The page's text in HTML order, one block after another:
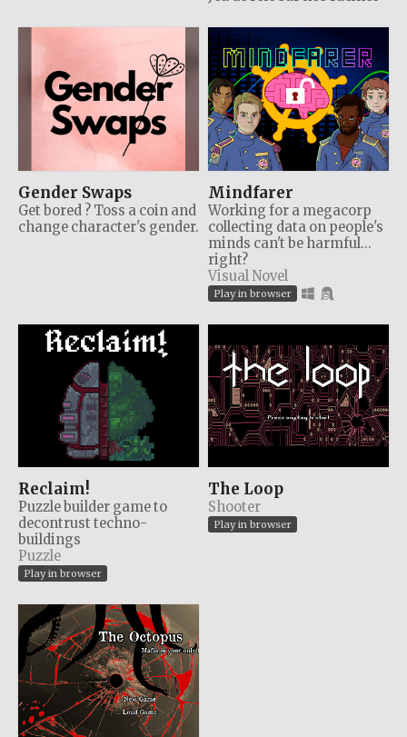
Gender Swaps
Get bored ? Toss a coin and
change character's gender.
Mindfarer
Working for a megacorp
collecting data on people's
minds can't be harmful...
right?
Visual Novel
Play in browser
Reclaim!
Puzzle builder game to
decontrust techno-
buildings
Puzzle
Play in browser
The Loop
Shooter
Play in browser